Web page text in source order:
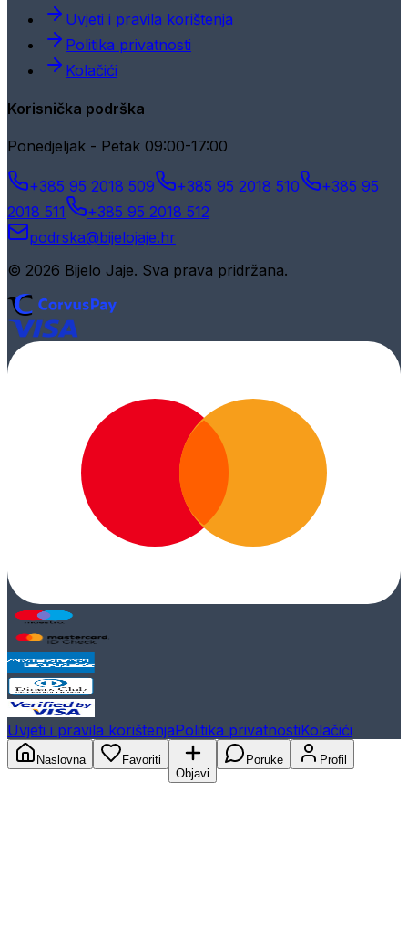
Uvjeti i pravila korištenja
Politika privatnosti
Kolačići
Korisnička podrška
Ponedjeljak - Petak 09:00-17:00
+385 95 2018 509 +385 95 2018 510
+385 95
2018 511
+385 95 2018 512
podrska@bijelojaje.hr
© 2026 Bijelo Jaje. Sva prava pridržana.
Uvjeti i pravila korištenjaPolitika privatnostiKolačići
Naslovna
Favoriti
Objavi
Poruke Profil